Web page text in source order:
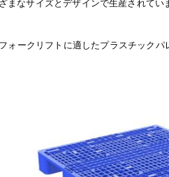
なサイズとデザインで生産されてい
ォークリフトに適したプラスチックパ